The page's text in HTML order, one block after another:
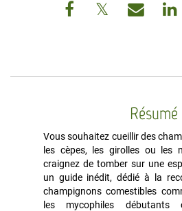
Résumé
Vous souhaitez cueillir des
les cèpes, les girolles ou les
craignez de tomber sur une
un guide inédit, dédié à la
champignons comestibles
les mycophiles